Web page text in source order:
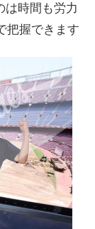
は時間も労力
把握できます